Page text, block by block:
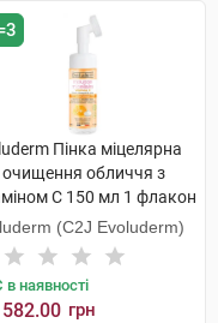
Пінка міцелярна
очищення обличчя з
C 150 мл 1 флакон
(C2J Evoluderm)
в наявності
582.00 грн